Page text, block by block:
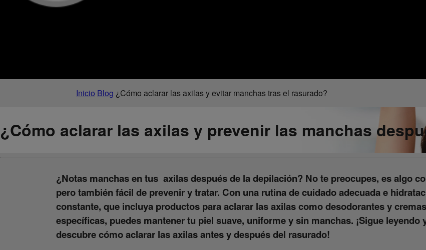
Inicio Blog ¿Cómo aclarar las axilas y evitar manchas tras el rasurado?
¿Cómo aclarar las axilas y prevenir las manchas
¿Notas manchas en tus axilas después de la depilación? No te preocupes, es algo
pero también fácil de prevenir y tratar. Con una rutina de cuidado adecuada e
constante, que incluya productos para aclarar las axilas como desodorantes y cremas
específicas, puedes mantener tu piel suave, uniforme y sin manchas. ¡Sigue leyendo
descubre cómo aclarar las axilas antes y después del rasurado!